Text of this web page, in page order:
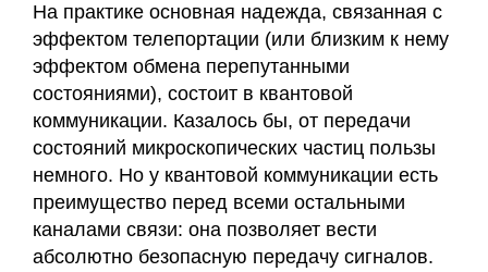
На практике основная надежда, связанная с
эффектом телепортации (или близким к нему
эффектом обмена перепутанными
состояниями), состоит в квантовой
коммуникации. Казалось бы, от передачи
состояний микроскопических частиц пользы
немного. Но у квантовой коммуникации есть
преимущество перед всеми остальными
каналами связи: она позволяет вести
абсолютно безопасную передачу сигналов.